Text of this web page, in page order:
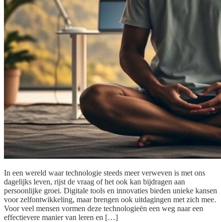
In een wereld waar technologie steeds meer verweven is met ons
dagelijks leven, rijst de vraag of het ook kan bijdragen aan
persoonlijke groei. Digitale tools en innovaties bieden unieke kansen
voor zelfontwikkeling, maar brengen ook uitdagingen met zich mee.
Voor veel mensen vormen deze technologieën een weg naar een
effectievere manier van leren en […]